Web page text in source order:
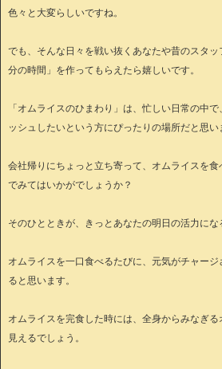
色々と大変らしいですね。
でも、そんな日々を戦い抜くあなたや昔のスタ
分の時間」を作ってもらえたら嬉しいです。
「オムライスのひまわり」は、忙しい日常の中
ッシュしたいという方にぴったりの場所だと思い
会社帰りにちょっと立ち寄って、オムライスを
でみてはいかがでしょうか？
そのひとときが、きっとあなたの明日の活力にな
オムライスを一口食べるたびに、元気がチャージ
ると思います。
オムライスを完食した時には、全身からみなぎ
見えるでしょう。